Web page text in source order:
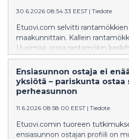
30.6.2026 08:54:33 EEST | Tiedote
Etuovi.com selvitti
maakunnittain. Kallein
Uusimaa, jossa rantamökin
euroa, kun taas Kainuusta
78 000 eurolla. Uudellamaalla
rakennetun mökin keskihinta
euroon. Eniten myytäviä
Ensiasunnon ostaja ei
yksiötä – pariskunta ostaa
perheasunnon
11.6.2026 08:58:00 EEST | Tiedote
Etuovi.comin tuoreen
ensiasunnon ostajan profiili on